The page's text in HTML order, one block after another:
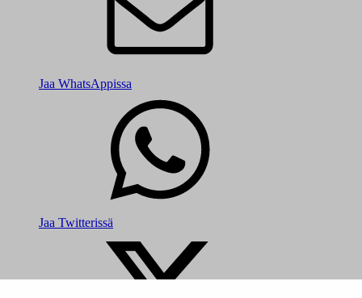
Jaa WhatsAppissa
Jaa Twitterissä